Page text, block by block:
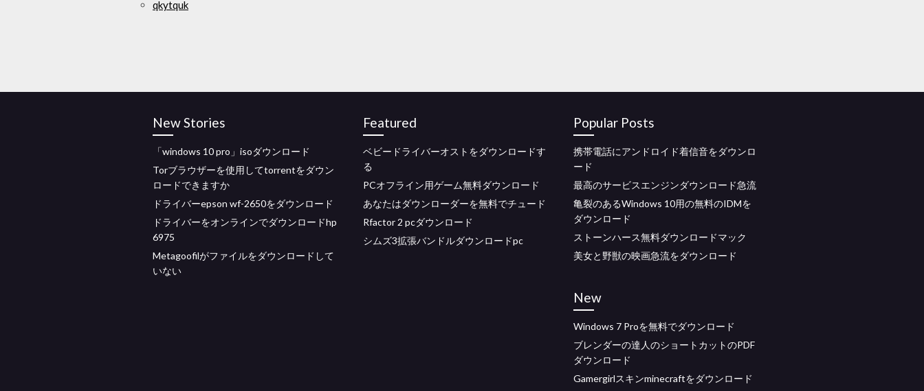
qkytquk
New Stories
「windows 10 pro」isoダウンロード
Torブラウザーを使用してtorrentをダウン
ロードできますか
ドライバーepson wf-2650をダウンロード
ドライバーをオンラインでダウンロードhp
6975
Metagoofilがファイルをダウンロードして
いない
Featured
ベビードライバーオストをダウンロードす
る
PCオフライン用ゲーム無料ダウンロード
あなたはダウンローダーを無料でチュード
Rfactor 2 pcダウンロード
シムズ3拡張バンドルダウンロードpc
Popular Posts
携帯電話にアンドロイド着信音をダウンロ
ード
最高のサービスエンジンダウンロード急流
亀裂のあるWindows 10用の無料のIDMを
ダウンロード
ストーンハース無料ダウンロードマック
美女と野獣の映画急流をダウンロード
New
Windows 7 Proを無料でダウンロード
ブレンダーの達人のショートカットのPDF
ダウンロード
Gamergirlスキンminecraftをダウンロード